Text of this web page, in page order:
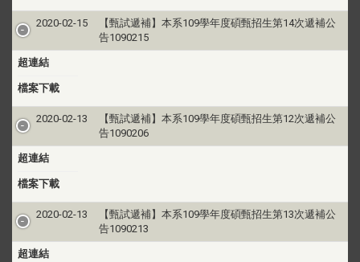
2020-02-15
【甄試遞補】本系109學年度碩甄招生第14次遞補公
告1090215
超連結
檔案下載
2020-02-13
【甄試遞補】本系109學年度碩甄招生第12次遞補公
告1090206
超連結
檔案下載
2020-02-13
【甄試遞補】本系109學年度碩甄招生第13次遞補公
告1090213
超連結